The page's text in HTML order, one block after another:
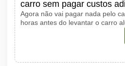
carro sem pagar custos
Agora não vai pagar nada pelo
horas antes do levantar o carro